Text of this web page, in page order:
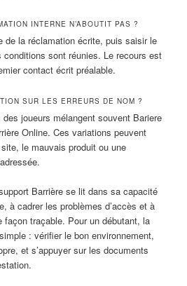
INTERNE N’ABOUTIT PAS ?
de la réclamation écrite, puis saisir le
sont réunies. Le recours est
contact écrit préalable.
SUR LES ERREURS DE NOM ?
joueurs mélangent souvent Bariere
Online. Ces variations peuvent
le mauvais produit ou une
Barrière se lit dans sa capacité
à cadrer les problèmes d’accès et à
traçable. Pour un débutant, la
: vérifier le bon environnement,
et s’appuyer sur les documents